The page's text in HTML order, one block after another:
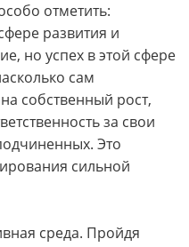
отметить:
развития и
но успех в этой сфере
сам
собственный рост,
за свои
Это
сильной
среда. Пройдя